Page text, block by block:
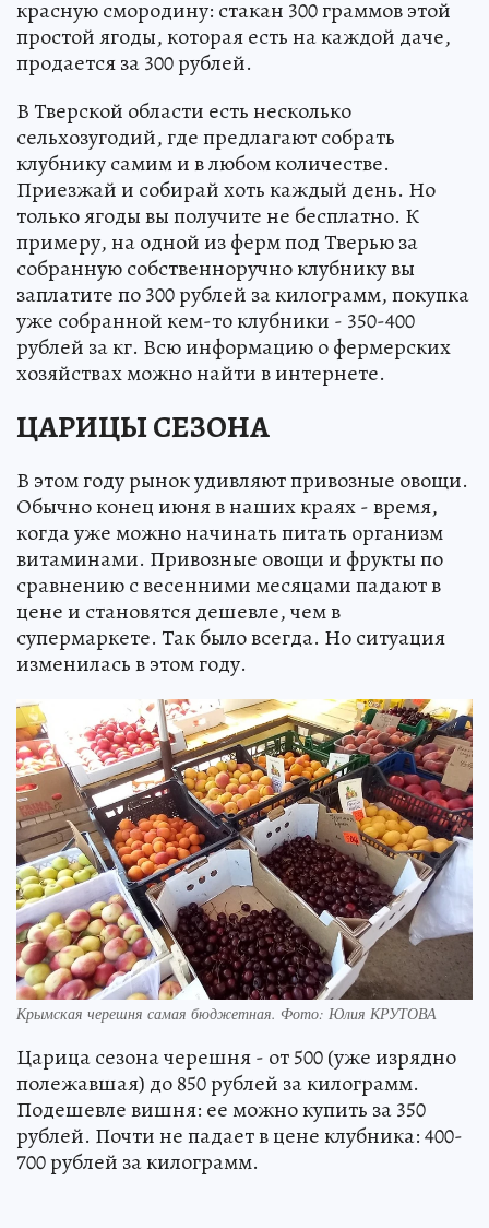
красную смородину: стакан 300 граммов этой
простой ягоды, которая есть на каждой даче,
продается за 300 рублей.
В Тверской области есть несколько
сельхозугодий, где предлагают собрать
клубнику самим и в любом количестве.
Приезжай и собирай хоть каждый день. Но
только ягоды вы получите не бесплатно. К
примеру, на одной из ферм под Тверью за
собранную собственноручно клубнику вы
заплатите по 300 рублей за килограмм, покупка
уже собранной кем-то клубники - 350-400
рублей за кг. Всю информацию о фермерских
хозяйствах можно найти в интернете.
ЦАРИЦЫ СЕЗОНА
В этом году рынок удивляют привозные овощи.
Обычно конец июня в наших краях - время,
когда уже можно начинать питать организм
витаминами. Привозные овощи и фрукты по
сравнению с весенними месяцами падают в
цене и становятся дешевле, чем в
супермаркете. Так было всегда. Но ситуация
изменилась в этом году.
Крымская черешня самая бюджетная. Фото: Юлия КРУТОВА
Царица сезона черешня - от 500 (уже изрядно
полежавшая) до 850 рублей за килограмм.
Подешевле вишня: ее можно купить за 350
рублей. Почти не падает в цене клубника: 400-
700 рублей за килограмм.